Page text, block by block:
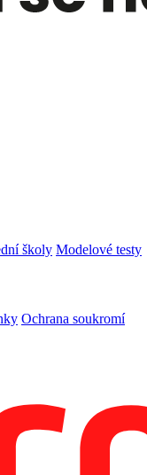
školy Modelové testy
Ochrana soukromí